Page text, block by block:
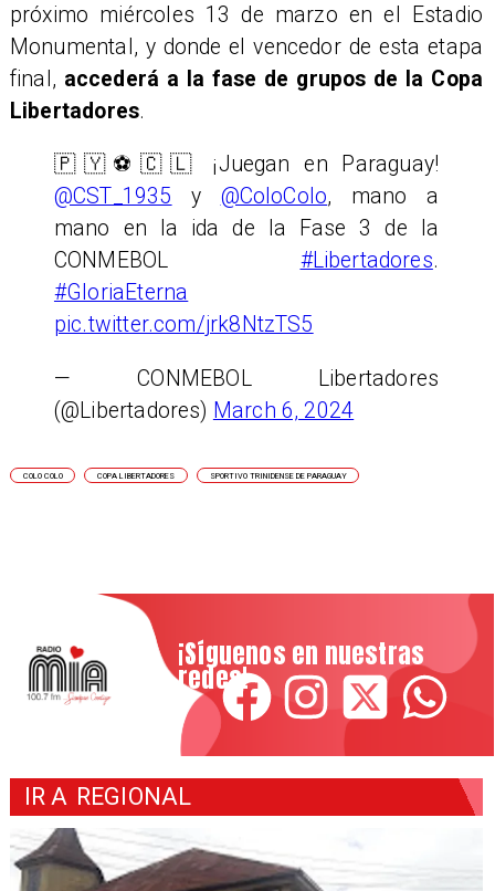
próximo miércoles 13 de marzo en el Estadio
Monumental, y donde el vencedor de esta etapa
final, accederá a la fase de grupos de la Copa
Libertadores.
🇵🇾⚽🇨🇱 ¡Juegan en Paraguay!
@CST_1935 y @ColoColo, mano a
mano en la ida de la Fase 3 de la
CONMEBOL #Libertadores.
#GloriaEterna
pic.twitter.com/jrk8NtzTS5
— CONMEBOL Libertadores
(@Libertadores) March 6, 2024
COLO COLO COPA LIBERTADORES SPORTIVO TRINIDENSE DE PARAGUAY
¡Síguenos en nuestras
redes!
IR A REGIONAL